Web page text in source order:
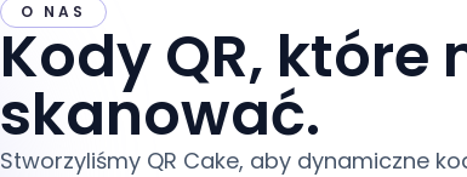
O NAS
Kody QR,
skanować.
Stworzyliśmy QR Cake, aby dynamiczne